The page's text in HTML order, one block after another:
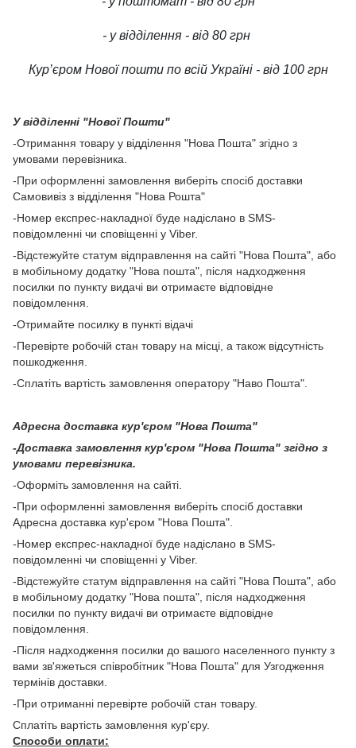
- у відділення - від 80 грн
Кур’єром Нової пошти по всій Україні - від 100 грн
У відділенні "Нової Пошти"
-Отримання товару у відділення "Нова Пошта" згідно з
умовами перевізника.
-При оформленні замовлення виберіть спосіб доставки
Самовивіз з відділення "Нова Рошта"
-Номер експрес-накладної буде надіслано в SMS-
повідомленні чи сповіщенні у Viber.
-Відстежуйте статум відправлення на сайті "Нова Пошта", або
в мобільному додатку "Нова пошта", після надходження
посилки по пункту видачі ви отримаєте відповідне
повідомлення.
-Отримайте посилку в пункті відачі
-Перевірте робочій стан товару на місці, а також відсутність
пошкодження.
-Сплатіть вартість замовлення оператору "Наво Пошта".
Адресна доставка кур'єром "Нова Пошта"
-Доставка замовлення кур'єром "Нова Пошта" згідно з
умовами перевізника.
-Оформіть замовлення на сайті.
-При оформленні замовлення виберіть спосіб доставки
Адресна доставка кур'єром "Нова Пошта".
-Номер експрес-накладної буде надіслано в SMS-
повідомленні чи сповіщенні у Viber.
-Відстежуйте статум відправлення на сайті "Нова Пошта", або
в мобільному додатку "Нова пошта", після надходження
посилки по пункту видачі ви отримаєте відповідне
повідомлення.
-Після надходження посилки до вашого населенного пункту з
вами зв'яжеться співробітник "Нова Пошта" для Узгодження
термінів доставки.
-При отриманні перевірте робочій стан товару.
Сплатіть вартість замовлення кур'єру.
Способи оплати: